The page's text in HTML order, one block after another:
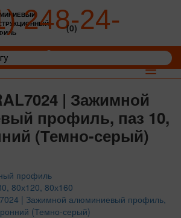
248-24-
(0)
Toggle
| Зажимной
профиль, паз 10,
(Темно-серый)
профиль
80х120, 80х160
| Зажимной алюминиевый профиль,
(Темно-серый)